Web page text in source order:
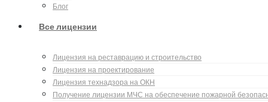
Блог
Все лицензии
Лицензия на реставрацию и строительство
Лицензия на проектирование
Лицензия технадзора на ОКН
Получение лицензии МЧС на обеспечение пожарной